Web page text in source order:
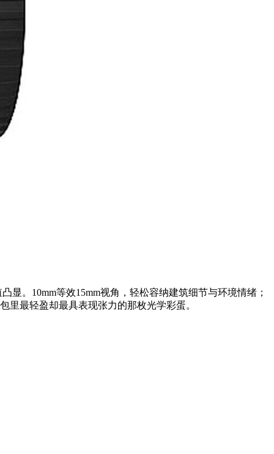
显。10mm等效15mm视角，轻松容纳建筑细节与环境情绪；
里最轻盈却最具表现张力的那枚光学彩蛋。